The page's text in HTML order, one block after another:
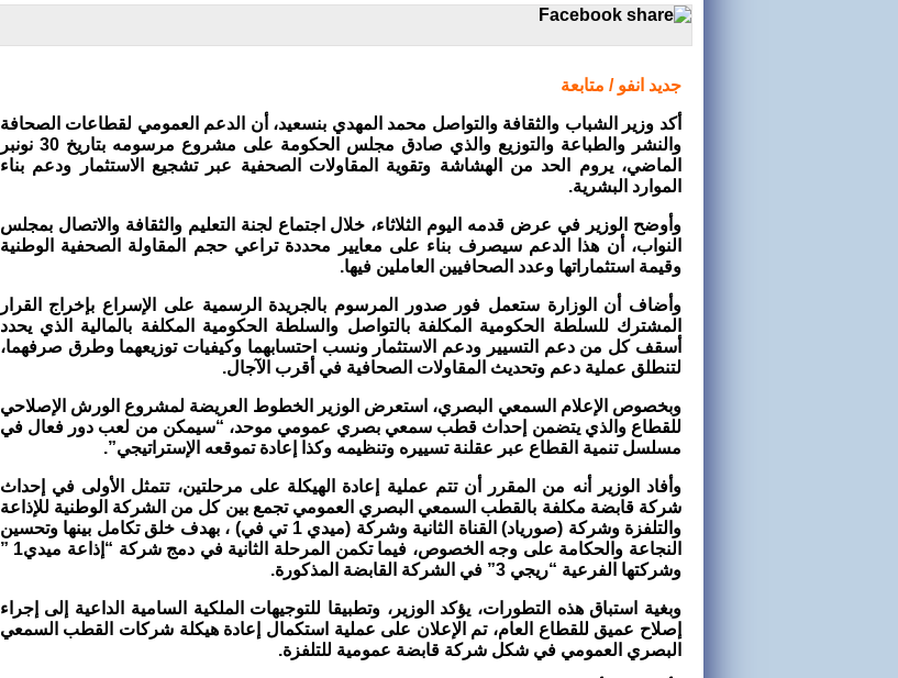
جديد انفو / متابعة
أكد وزير الشباب والثقافة والتواصل محمد المهدي بنسعيد، أن الدعم العمومي لقطاعات الصحافة
والنشر والطباعة والتوزيع والذي صادق مجلس الحكومة على مشروع مرسومه بتاريخ 30 نونبر
الماضي، يروم الحد من الهشاشة وتقوية المقاولات الصحفية عبر تشجيع الاستثمار ودعم بناء
الموارد البشرية.
وأوضح الوزير في عرض قدمه اليوم الثلاثاء، خلال اجتماع لجنة التعليم والثقافة والاتصال بمجلس
النواب، أن هذا الدعم سيصرف بناء على معايير محددة تراعي حجم المقاولة الصحفية الوطنية
وقيمة استثماراتها وعدد الصحافيين العاملين فيها.
وأضاف أن الوزارة ستعمل فور صدور المرسوم بالجريدة الرسمية على الإسراع بإخراج القرار
المشترك للسلطة الحكومية المكلفة بالتواصل والسلطة الحكومية المكلفة بالمالية الذي يحدد
أسقف كل من دعم التسيير ودعم الاستثمار ونسب احتسابهما وكيفيات توزيعهما وطرق صرفهما،
لتنطلق عملية دعم وتحديث المقاولات الصحافية في أقرب الآجال.
وبخصوص الإعلام السمعي البصري، استعرض الوزير الخطوط العريضة لمشروع الورش الإصلاحي
للقطاع والذي يتضمن إحداث قطب سمعي بصري عمومي موحد، “سيمكن من لعب دور فعال في
مسلسل تنمية القطاع عبر عقلنة تسييره وتنظيمه وكذا إعادة تموقعه الإستراتيجي”.
وأفاد الوزير أنه من المقرر أن تتم عملية إعادة الهيكلة على مرحلتين، تتمثل الأولى في إحداث
شركة قابضة مكلفة بالقطب السمعي البصري العمومي تجمع بين كل من الشركة الوطنية للإذاعة
والتلفزة وشركة (صورياد) القناة الثانية وشركة (ميدي 1 تي في) ، بهدف خلق تكامل بينها وتحسين
النجاعة والحكامة على وجه الخصوص، فيما تكمن المرحلة الثانية في دمج شركة “إذاعة ميدي1 ”
وشركتها الفرعية “ريجي 3” في الشركة القابضة المذكورة.
وبغية استباق هذه التطورات، يؤكد الوزير، وتطبيقا للتوجيهات الملكية السامية الداعية إلى إجراء
إصلاح عميق للقطاع العام، تم الإعلان على عملية استكمال إعادة هيكلة شركات القطب السمعي
البصري العمومي في شكل شركة قابضة عمومية للتلفزة.